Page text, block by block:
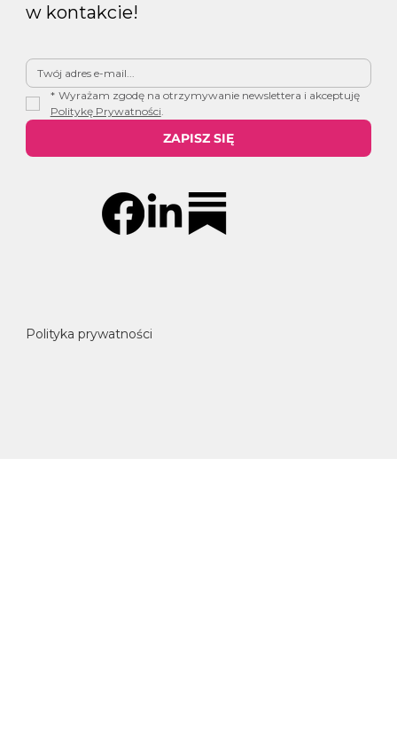
Polityka prywatności
w kontakcie!
*
Wyrażam zgodę na otrzymywanie newslettera i akceptuję
Politykę Prywatności.
ZAPISZ SIĘ